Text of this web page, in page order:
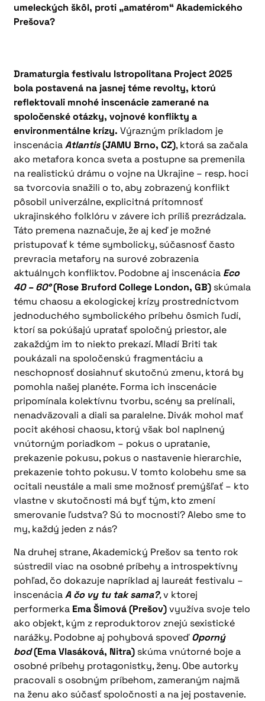
umeleckých škôl, proti „amatérom“ Akademického
Prešova?
Dramaturgia festivalu Istropolitana Project 2025
bola postavená na jasnej téme revolty, ktorú
reflektovali mnohé inscenácie zamerané na
spoločenské otázky, vojnové konflikty a
environmentálne krízy.Výrazným príkladom je
inscenáciaAtlantis(JAMU Brno, CZ), ktorá sa začala
ako metafora konca sveta a postupne sa premenila
na realistickú drámu o vojne na Ukrajine – resp. hoci
sa tvorcovia snažili o to, aby zobrazený konflikt
pôsobil univerzálne, explicitná prítomnosť
ukrajinského folklóru v závere ich príliš prezrádzala.
Táto premena naznačuje, že aj keď je možné
pristupovať k téme symbolicky, súčasnosť často
prevracia metafory na surové zobrazenia
aktuálnych konfliktov. Podobne aj inscenácia Eco
40 – 60°(Rose Bruford College London, GB) skúmala
tému chaosu a ekologickej krízy prostredníctvom
jednoduchého symbolického príbehu ôsmich ľudí,
ktorí sa pokúšajú upratať spoločný priestor, ale
zakaždým im to niekto prekazí. Mladí Briti tak
poukázali na spoločenskú fragmentáciu a
neschopnosť dosiahnuť skutočnú zmenu, ktorá by
pomohla našej planéte. Forma ich inscenácie
pripomínala kolektívnu tvorbu, scény sa prelínali,
nenadväzovali a diali sa paralelne. Divák mohol mať
pocit akéhosi chaosu, ktorý však bol naplnený
vnútorným poriadkom – pokus o upratanie,
prekazenie pokusu, pokus o nastavenie hierarchie,
prekazenie tohto pokusu. V tomto kolobehu sme sa
ocitali neustále a mali sme možnosť premýšľať – kto
vlastne v skutočnosti má byť tým, kto zmení
smerovanie ľudstva? Sú to mocnosti? Alebo sme to
my, každý jeden z nás?
Na druhej strane, Akademický Prešov sa tento rok
sústredil viac na osobné príbehy a introspektívny
pohľad, čo dokazuje napríklad aj laureát festivalu –
inscenáciaA čo vy tu tak sama?,v ktorej
performerka Ema Šimová (Prešov)využíva svoje telo
ako objekt, kým z reproduktorov znejú sexistické
narážky. Podobne aj pohybová spoveďOporný
bod(Ema Vlasáková, Nitra) skúma vnútorné boje a
osobné príbehy protagonistky, ženy. Obe autorky
pracovali s osobným príbehom, zameraným najmä
na ženu ako súčasť spoločnosti a na jej postavenie.